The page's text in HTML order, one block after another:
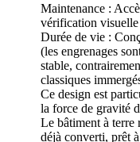
Maintenance :
vérification
Durée de vie :
(les engrenages
stable,
classiques
Ce design est
la force de gravité
Le bâtiment à
déjà converti, prêt